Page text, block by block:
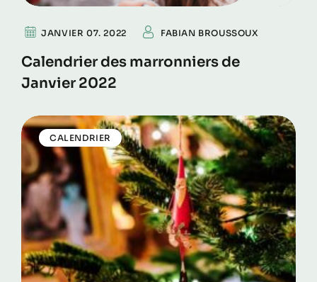
JANVIER 07. 2022 FABIAN BROUSSOUX
Calendrier des marronniers de
Janvier 2022
CALENDRIER